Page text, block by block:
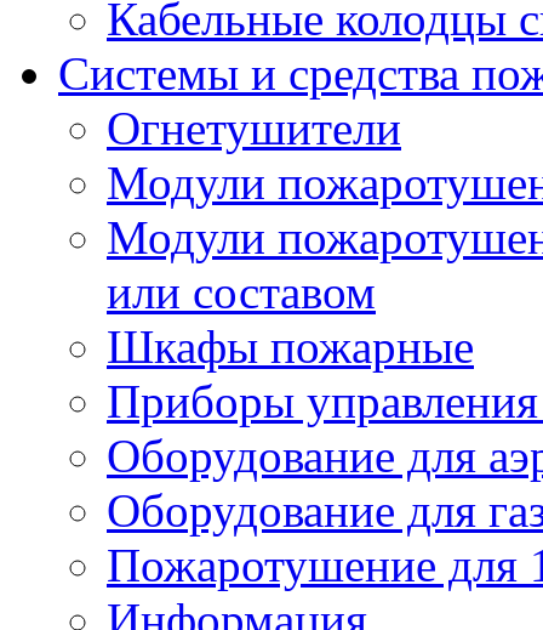
Кабельные колодцы
Системы и средства
Огнетушители
Модули
Модули
или составом
Шкафы пожарные
Приборы
Оборудование для
Оборудование для
Пожаротушение для